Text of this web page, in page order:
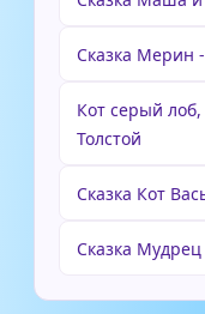
Сказка Мерин
Кот серый
Толстой
Сказка Кот
Сказка